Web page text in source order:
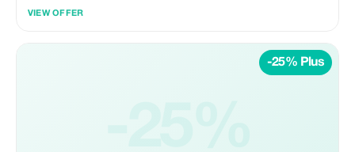
VIEW OFFER
-25% Plus